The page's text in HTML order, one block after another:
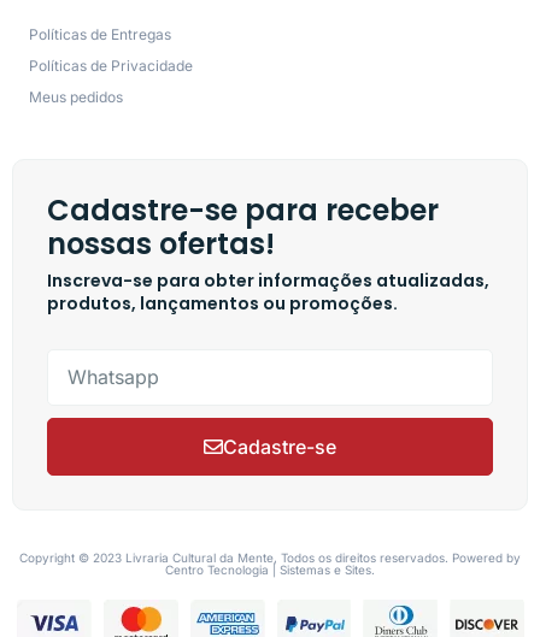
Políticas de Entregas
Políticas de Privacidade
Meus pedidos
Cadastre-se para receber
nossas ofertas!
Inscreva-se para obter informações atualizadas,
produtos, lançamentos ou promoções.
Cadastre-se
Copyright © 2023 Livraria Cultural da Mente, Todos os direitos reservados. Powered by
Centro Tecnologia | Sistemas e Sites.